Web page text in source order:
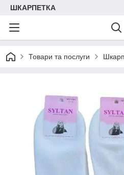
ШКАРПЕТКА
Товари та послуги